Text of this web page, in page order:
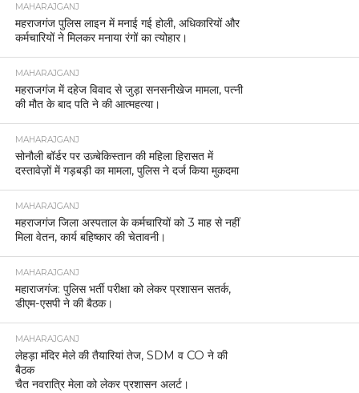
MAHARAJGANJ
महराजगंज पुलिस लाइन में मनाई गई होली, अधिकारियों और
कर्मचारियों ने मिलकर मनाया रंगों का त्योहार।
MAHARAJGANJ
महराजगंज में दहेज विवाद से जुड़ा सनसनीखेज मामला, पत्नी
की मौत के बाद पति ने की आत्महत्या।
MAHARAJGANJ
सोनौली बॉर्डर पर उज़्बेकिस्तान की महिला हिरासत में
दस्तावेज़ों में गड़बड़ी का मामला, पुलिस ने दर्ज किया मुकदमा
MAHARAJGANJ
महराजगंज जिला अस्पताल के कर्मचारियों को 3 माह से नहीं
मिला वेतन, कार्य बहिष्कार की चेतावनी।
MAHARAJGANJ
महाराजगंज: पुलिस भर्ती परीक्षा को लेकर प्रशासन सतर्क,
डीएम-एसपी ने की बैठक।
MAHARAJGANJ
लेहड़ा मंदिर मेले की तैयारियां तेज, SDM व CO ने की
बैठक
चैत नवरात्रि मेला को लेकर प्रशासन अलर्ट।